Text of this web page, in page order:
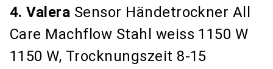
4. Valera Sensor Händetrockner All
Care Machflow Stahl weiss 1150 W
1150 W, Trocknungszeit 8-15